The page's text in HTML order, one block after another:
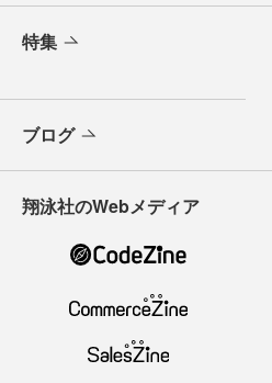
特集
ブログ
翔泳社のWebメディア